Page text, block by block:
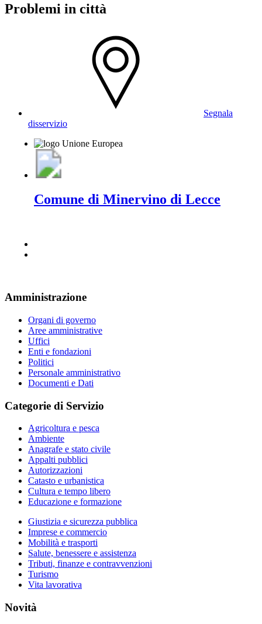
Problemi in città
Segnala
disservizio
Comune di Minervino di Lecce
Amministrazione
Organi di governo
Aree amministrative
Uffici
Enti e fondazioni
Politici
Personale amministrativo
Documenti e Dati
Categorie di Servizio
Agricoltura e pesca
Ambiente
Anagrafe e stato civile
Appalti pubblici
Autorizzazioni
Catasto e urbanistica
Cultura e tempo libero
Educazione e formazione
Giustizia e sicurezza pubblica
Imprese e commercio
Mobilità e trasporti
Salute, benessere e assistenza
Tributi, finanze e contravvenzioni
Turismo
Vita lavorativa
Novità